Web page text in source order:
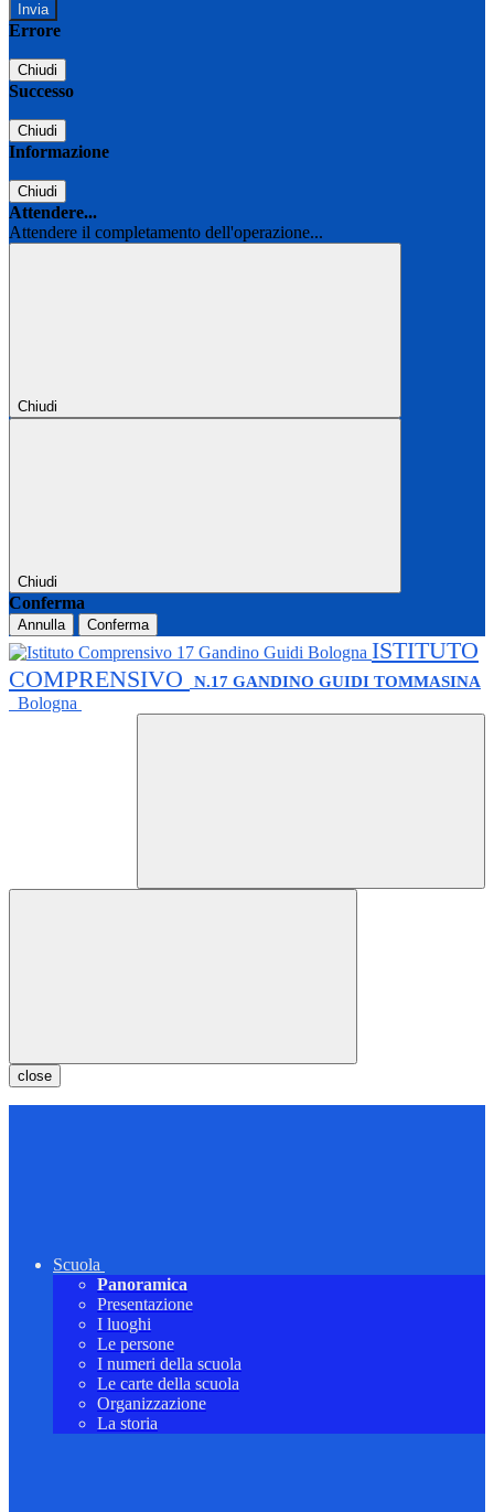
Errore
Chiudi
Successo
Chiudi
Informazione
Chiudi
Attendere...
Attendere il completamento dell'operazione...
Chiudi
Chiudi
Conferma
Annulla Conferma
ISTITUTO
COMPRENSIVO
N.17 GANDINO GUIDI TOMMASINA
Bologna
close
Scuola
Panoramica
Presentazione
I luoghi
Le persone
I numeri della scuola
Le carte della scuola
Organizzazione
La storia